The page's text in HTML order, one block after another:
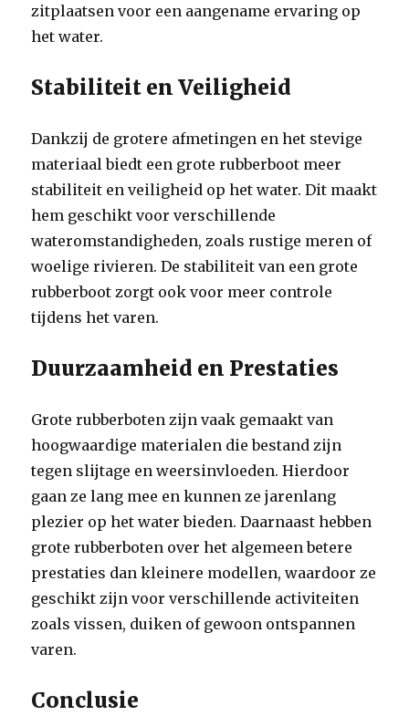
zitplaatsen voor een aangename ervaring op
het water.
Stabiliteit en Veiligheid
Dankzij de grotere afmetingen en het stevige
materiaal biedt een grote rubberboot meer
stabiliteit en veiligheid op het water. Dit maakt
hem geschikt voor verschillende
wateromstandigheden, zoals rustige meren of
woelige rivieren. De stabiliteit van een grote
rubberboot zorgt ook voor meer controle
tijdens het varen.
Duurzaamheid en Prestaties
Grote rubberboten zijn vaak gemaakt van
hoogwaardige materialen die bestand zijn
tegen slijtage en weersinvloeden. Hierdoor
gaan ze lang mee en kunnen ze jarenlang
plezier op het water bieden. Daarnaast hebben
grote rubberboten over het algemeen betere
prestaties dan kleinere modellen, waardoor ze
geschikt zijn voor verschillende activiteiten
zoals vissen, duiken of gewoon ontspannen
varen.
Conclusie